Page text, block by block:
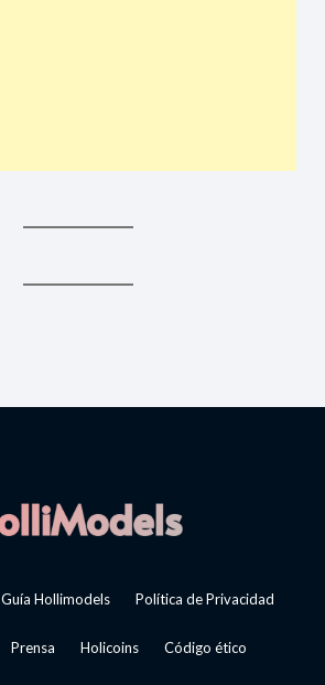
Guía Hollimodels Política de Privacidad
Prensa Holicoins Código ético